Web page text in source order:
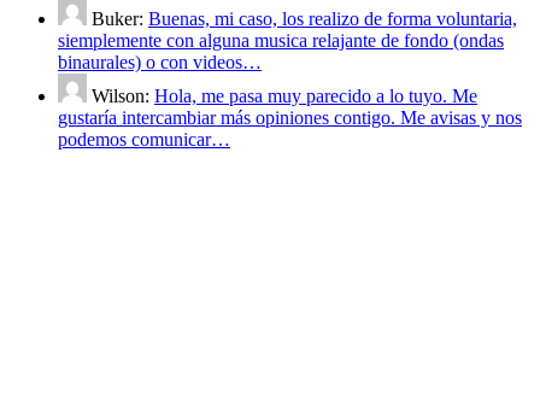
Buker: Buenas, mi caso, los realizo de forma voluntaria,
siemplemente con alguna musica relajante de fondo (ondas
binaurales) o con videos…
Wilson: Hola, me pasa muy parecido a lo tuyo. Me
gustaría intercambiar más opiniones contigo. Me avisas y nos
podemos comunicar…